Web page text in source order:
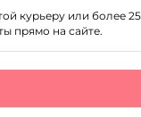
курьеру или более
прямо на сайте.